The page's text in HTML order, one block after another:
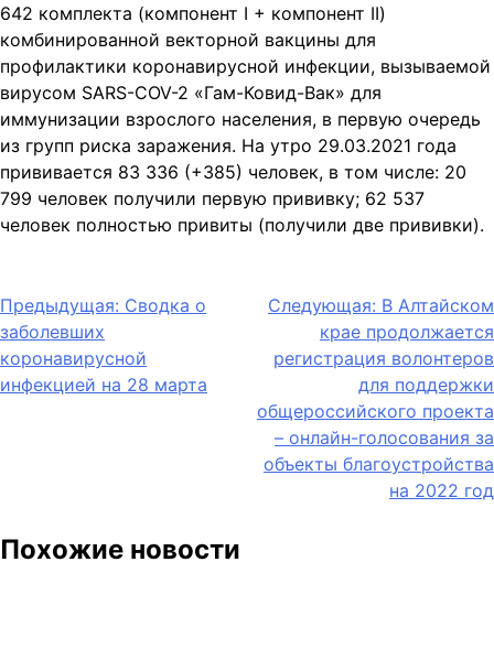
642 комплекта (компонент I + компонент II)
комбинированной векторной вакцины для
профилактики коронавирусной инфекции, вызываемой
вирусом SARS-COV-2 «Гам-Ковид-Вак» для
иммунизации взрослого населения, в первую очередь
из групп риска заражения. На утро 29.03.2021 года
прививается 83 336 (+385) человек, в том числе: 20
799 человек получили первую прививку; 62 537
человек полностью привиты (получили две прививки).
Навигация
по
записям
Предыдущая: Сводка о
заболевших
коронавирусной
инфекцией на 28 марта
Следующая: В Алтайском
крае продолжается
регистрация волонтеров
для поддержки
общероссийского проекта
– онлайн-голосования за
объекты благоустройства
на 2022 год
Похожие новости